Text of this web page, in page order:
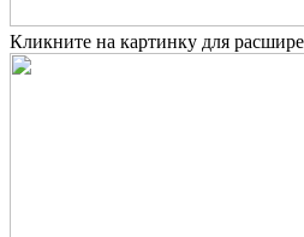
Кликните на картинку для